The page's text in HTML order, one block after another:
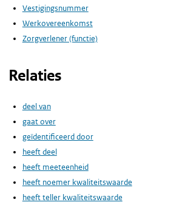
Vestigingsnummer
Werkovereenkomst
Zorgverlener (functie)
Relaties
deel van
gaat over
geïdentificeerd door
heeft deel
heeft meeteenheid
heeft noemer kwaliteitswaarde
heeft teller kwaliteitswaarde